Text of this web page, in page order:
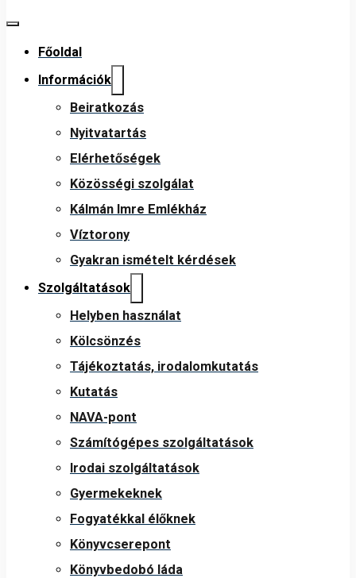
Főoldal
Információk
Beiratkozás
Nyitvatartás
Elérhetőségek
Közösségi szolgálat
Kálmán Imre Emlékház
Víztorony
Gyakran ismételt kérdések
Szolgáltatások
Helyben használat
Kölcsönzés
Tájékoztatás, irodalomkutatás
Kutatás
NAVA-pont
Számítógépes szolgáltatások
Irodai szolgáltatások
Gyermekeknek
Fogyatékkal élőknek
Könyvcserepont
Könyvbedobó láda